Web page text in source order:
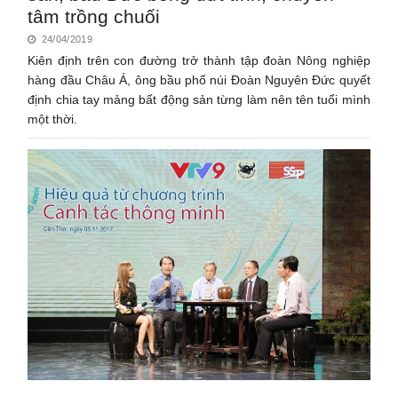
tâm trồng chuối
24/04/2019
Kiên định trên con đường trở thành tập đoàn Nông nghiệp
hàng đầu Châu Á, ông bầu phố núi Đoàn Nguyên Đức quyết
định chia tay mảng bất động sản từng làm nên tên tuổi mình
một thời.